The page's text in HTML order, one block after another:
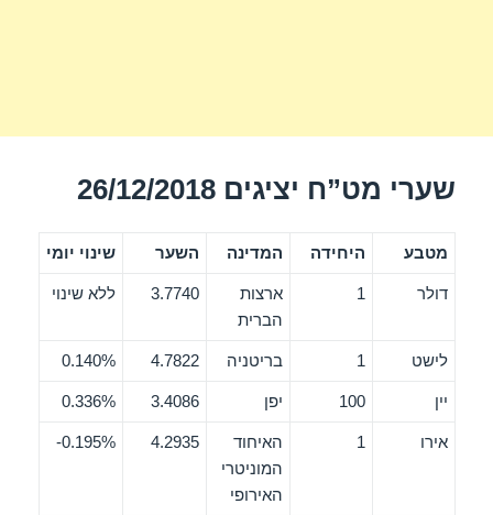
שערי מט”ח יציגים 26/12/2018
מטבע היחידה המדינה השער שינוי יומי
דולר 1
ארצות
הברית
3.7740 ללא שינוי
לישט 1 בריטניה 4.7822
0.140%
יין 100 יפן 3.4086
0.336%
אירו 1
האיחוד
המוניטרי
האירופי
4.2935
0.195%-